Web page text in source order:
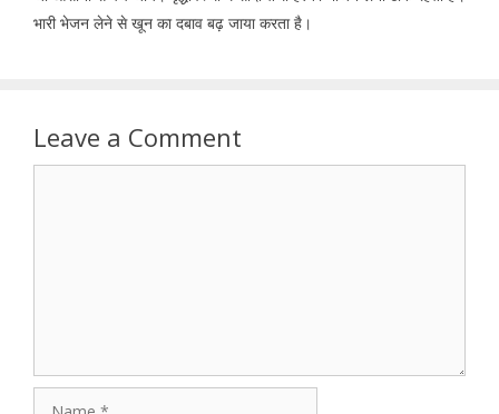
भारी भेजन लेने से खून का दबाव बढ़ जाया करता है।
Leave a Comment